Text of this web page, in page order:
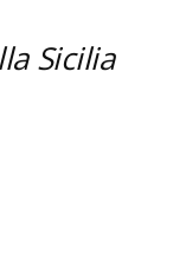
Sicilia